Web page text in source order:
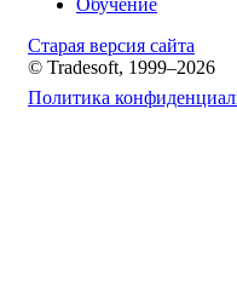
Старая версия сайта
© Tradesoft, 1999–2026
Политика